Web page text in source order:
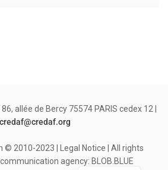
allée de Bercy 75574 PARIS cedex 12 |
credaf@credaf.org
© 2010-2023 | Legal Notice | All rights
agency: BLOB.BLUE